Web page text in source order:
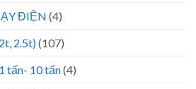
ĐIỆN (4)
2.5t)(107)
tấn- 10 tấn(4)